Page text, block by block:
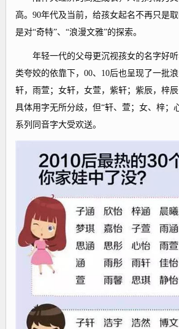
高。90年代及当前，给孩女起名不再只是
是对“奇特”、“浪漫文雅”的探索。
年轻一代的父母更沉视孩女的名字好听
类夸姣的依靠下，00、10后也呈现了一批
轩，雨萱；女轩，女萱，紫轩；紫辰，梓
具体用字无所分歧，但“轩、萱；女、梓；
系列同音字大受欢送。